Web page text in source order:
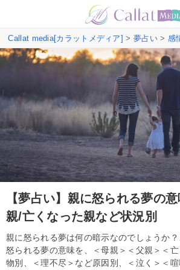
Callat media[カラットメディア] > 夢占い> 感
【夢占い】親に怒られる夢の
親/亡くなった親など状況別
親に怒られる夢は何の暗示なのでしょうか
怒られる夢の意味を、＜母親＞＜父親＞＜
物別、＜理不尽＞など原因別、＜泣く＞＜